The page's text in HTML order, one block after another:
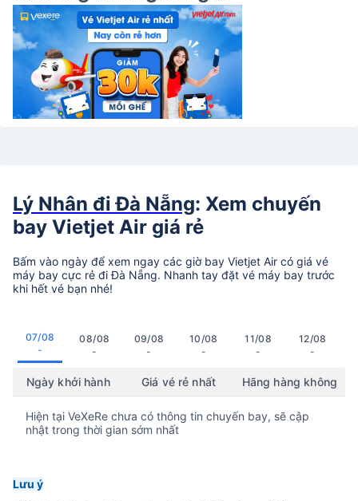
Lý Nhân đi Đà Nẵng: Xem chuyến
bay Vietjet Air giá rẻ
Bấm vào ngày để xem ngay các giờ bay Vietjet Air có giá vé
máy bay cực rẻ đi Đà Nẵng. Nhanh tay đặt vé máy bay trước
khi hết vé bạn nhé!
07/08
-
08/08
-
09/08
-
10/08
-
11/08
-
12/08
-
Ngày khởi hành Giá vé rẻ nhất Hãng hàng không
Hiện tại VeXeRe chưa có thông tin chuyến bay, sẽ cập
nhật trong thời gian sớm nhất
Lưu ý